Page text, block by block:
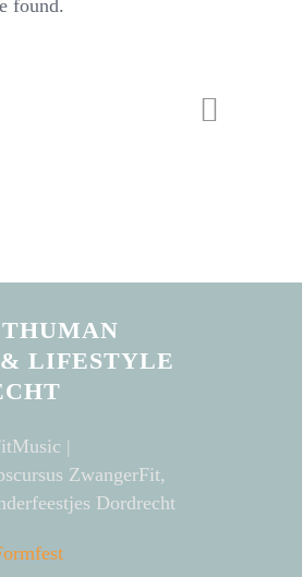
found.
& LIFESTYLE
|
ZwangerFit,
Dordrecht